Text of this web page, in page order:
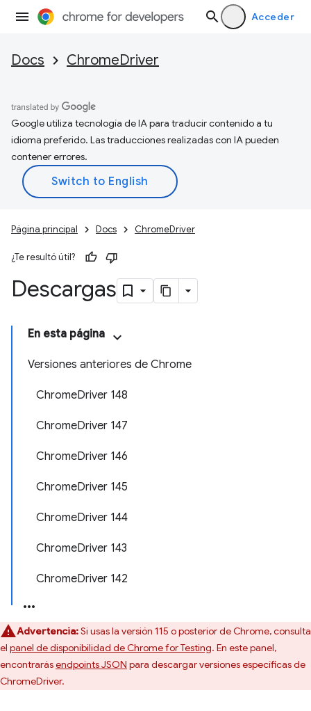
Acceder
Docs ChromeDriver
Google utiliza tecnología de IA para traducir contenido a tu
idioma preferido. Las traducciones realizadas con IA pueden
contener errores.
Página principal Docs ChromeDriver
¿Te resultó útil?
Descargas
En esta página
Versiones anteriores de Chrome
ChromeDriver 148
ChromeDriver 147
ChromeDriver 146
ChromeDriver 145
ChromeDriver 144
ChromeDriver 143
ChromeDriver 142
Advertencia:Si usas la versión 115 o posterior de Chrome, consulta
el panel de disponibilidad de Chrome for Testing. En este panel,
encontrarásendpoints JSON para descargar versiones específicas de
ChromeDriver.